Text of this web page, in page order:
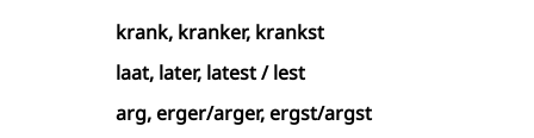
krank, kranker, krankst
laat, later, latest / lest
arg, erger/arger, ergst/argst